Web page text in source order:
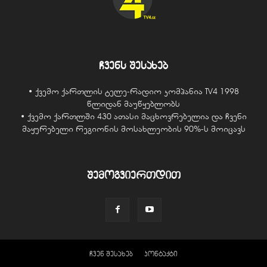
ჩვენს შესახებ
• ქვემო ქართლის ტელე-რადიო კომპანია TV4 1998
წლიდან მაუწყებლობს
• ქვემო ქართლში 430 ათასი მაცხოვრებელია და ჩვენი
მაყურებელი რეგიონის მოსახლეობის 90%-ს მოიცავს
შემოგვიერთდით
ჩვენ შესახებ კონტაქტი